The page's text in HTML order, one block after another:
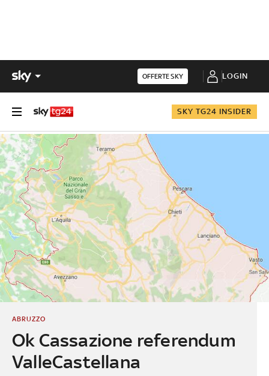
OFFERTE SKY LOGIN
SKY TG24 INSIDER
Ok Cassazione referendum
ValleCastellana
ABRUZZO